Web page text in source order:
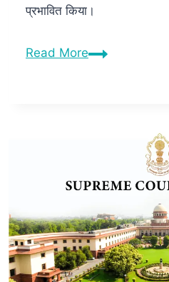
प्रभावित किया।
Read More